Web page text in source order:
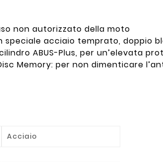
non autorizzato della moto
acciaio temprato, doppio
ABUS-Plus, per un’elevata
Memory: per non dimenticare
Acciaio